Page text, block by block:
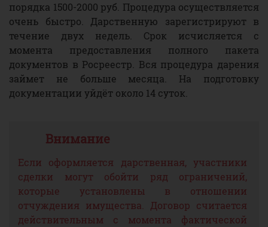
порядка 1500-2000 руб. Процедура осуществляется
очень быстро. Дарственную зарегистрируют в
течение двух недель. Срок исчисляется с
момента предоставления полного пакета
документов в Росреестр. Вся процедура дарения
займет не больше месяца. На подготовку
документации уйдёт около 14 суток.
Если оформляется дарственная, участники
сделки могут обойти ряд ограничений,
которые установлены в отношении
отчуждения имущества. Договор считается
действительным с момента фактической